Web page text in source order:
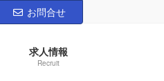
お問合せ
求人情報
Recruit